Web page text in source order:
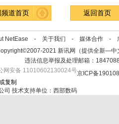
道首页 返回首页
NetEase - 关于我们 - 媒体合作 -
2021 新讯网（提供全新—中
违法信息举报及处理邮箱：
网安备 11010602130024号京ICP备
复制
司 技术支持单位：西部数码